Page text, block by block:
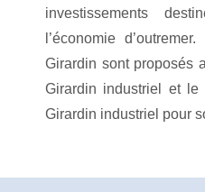
investissements
l’économie
Girardin sont proposés
Girardin industriel et
Girardin industriel pour